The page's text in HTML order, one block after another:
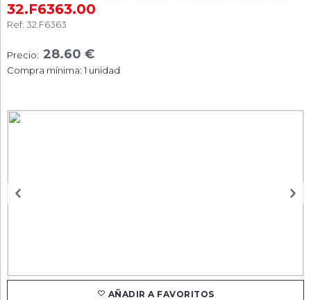
32.F6363.00
Ref: 32.F6363
Precio: 28.60 €
Compra mínima: 1 unidad
AÑADIR A FAVORITOS